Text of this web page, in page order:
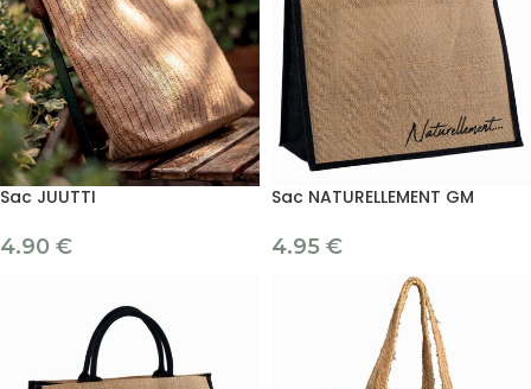
Sac JUUTTI
4.90 €
Sac NATURELLEMENT GM
4.95 €